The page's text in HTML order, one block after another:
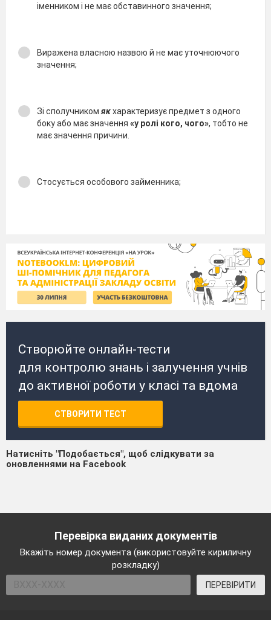
іменником i не має обставинного значення;
Виражена власною назвою й не має уточнюючого
значення;
Зі сполучником якхарактеризує предмет з одного
боку або має значення «y ролі кого, чого», тобто не
має значення причини.
Стосується особового займенника;
Створюйте онлайн-тести
для контролю знань і залучення учнів
до активної роботи у класі та вдома
СТВОРИТИ ТЕСТ
Натисніть "Подобається", щоб слідкувати за
оновленнями на Facebook
Перевірка виданих документів
Вкажіть номер документа (використовуйте кириличну
розкладку)
ПЕРЕВІРИТИ